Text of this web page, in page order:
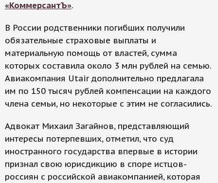
«КоммерсантЪ».
В России родственники погибших получили
обязательные страховые выплаты и
материальную помощь от властей, сумма
которых составила около 3 млн рублей на семью.
Авиакомпания Utair дополнительно предлагала
им по 150 тысяч рублей компенсации на каждого
члена семьи, но некоторые с этим не согласились.
Адвокат Михаил Загайнов, представляющий
интересы потерпевших, отметил, что суд
иностранного государства впервые в истории
признал свою юрисдикцию в споре истцов-
россиян с российской авиакомпанией, которая